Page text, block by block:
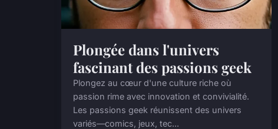
Plongée dans l'univers
fascinant des passions geek
Plongez au cœur d'une culture riche où
passion rime avec innovation et convivialité.
Les passions geek réunissent des univers
variés—comics, jeux, tec...